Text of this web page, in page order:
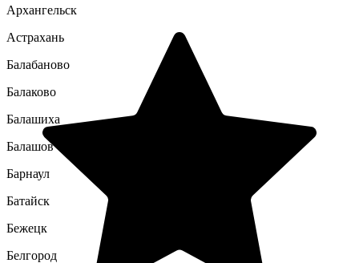
Архангельск
Астрахань
Балабаново
Балаково
Балашиха
Балашов
Барнаул
Батайск
Бежецк
Белгород